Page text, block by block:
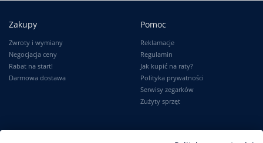
Zakupy
Zwroty i wymiany
Negocjacja ceny
Rabat na start!
Darmowa dostawa
Pomoc
Reklamacje
Regulamin
Jak kupić na raty?
Polityka prywatności
Serwisy zegarków
Zużyty sprzęt
Informacje